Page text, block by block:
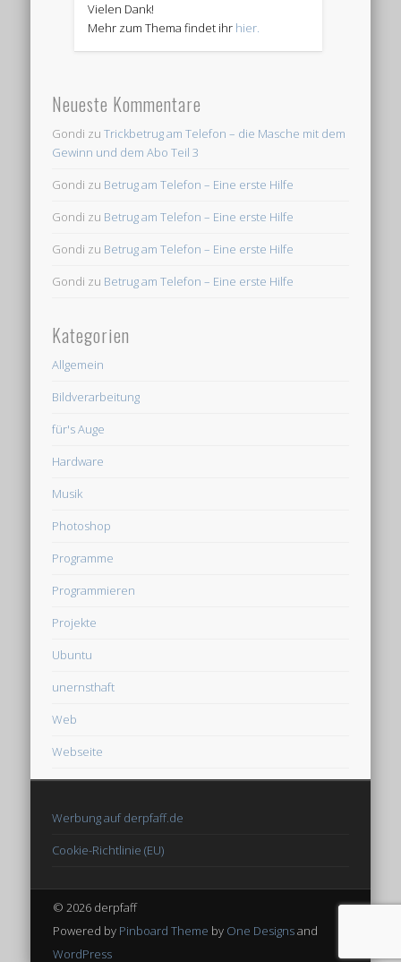
Vielen Dank!
Mehr zum Thema findet ihr hier.
Neueste Kommentare
Gondi zuTrickbetrug am Telefon – die Masche mit dem
Gewinn und dem Abo Teil 3
Gondi zu Betrug am Telefon – Eine erste Hilfe
Gondi zu Betrug am Telefon – Eine erste Hilfe
Gondi zu Betrug am Telefon – Eine erste Hilfe
Gondi zu Betrug am Telefon – Eine erste Hilfe
Kategorien
Allgemein
Bildverarbeitung
für's Auge
Hardware
Musik
Photoshop
Programme
Programmieren
Projekte
Ubuntu
unernsthaft
Web
Webseite
Werbung auf derpfaff.de
Cookie-Richtlinie (EU)
© 2026 derpfaff
Powered by Pinboard Theme by One Designsand
WordPress